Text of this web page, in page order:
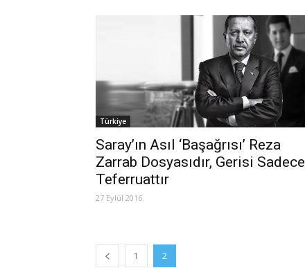
Türkiye
Saray’ın Asıl ‘Başağrısı’ Reza
Zarrab Dosyasıdır, Gerisi Sadece
Teferruattır
27 Eylül 2016
1 2